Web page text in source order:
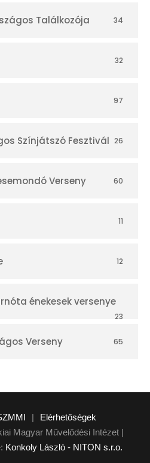
Találkozója 34
32
97
Színjátszó Fesztivál 26
Verseny 60
11
12
énekesek versenye
23
Verseny 65
|
Elérhetőségek
Magyar Művelődési Intézet |
Konkoly László - NITON s.r.o.